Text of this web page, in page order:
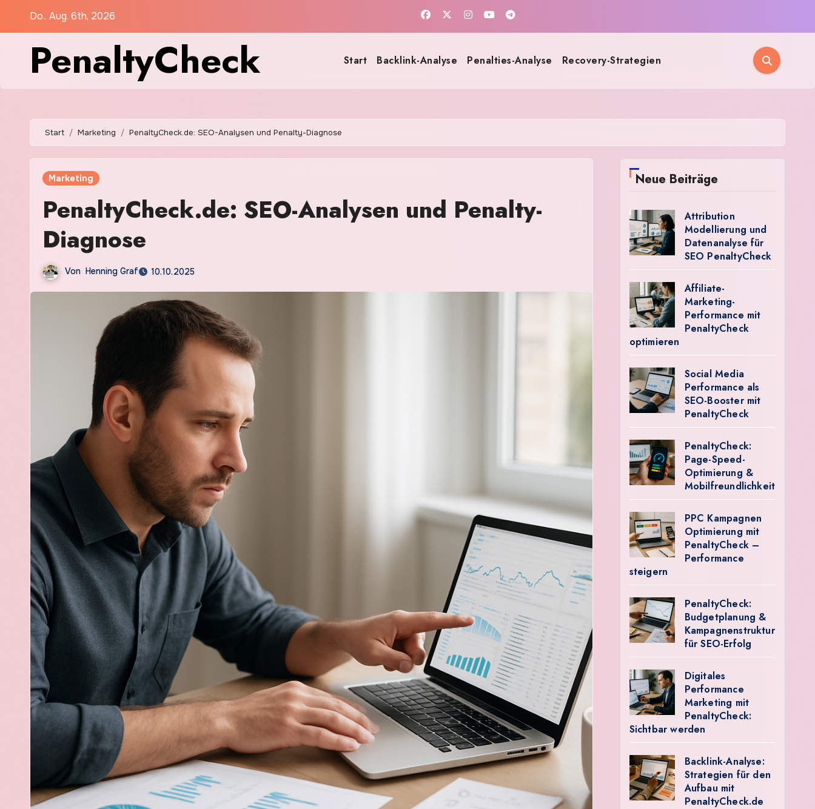
Do.. Aug. 6th, 2026
PenaltyCheck Start Backlink-Analyse Penalties-Analyse Recovery-Strategien
Start Marketing PenaltyCheck.de: SEO-Analysen und Penalty-Diagnose
Marketing
PenaltyCheck.de: SEO-Analysen und Penalty-
Diagnose
Von Henning Graf 10.10.2025
Neue Beiträge
Attribution
Modellierung und
Datenanalyse für
SEO PenaltyCheck
Affiliate-
Marketing-
Performance mit
PenaltyCheck
optimieren
Social Media
Performance als
SEO-Booster mit
PenaltyCheck
PenaltyCheck:
Page-Speed-
Optimierung &
Mobilfreundlichkeit
PPC Kampagnen
Optimierung mit
PenaltyCheck –
Performance
steigern
PenaltyCheck:
Budgetplanung &
Kampagnenstruktur
für SEO-Erfolg
Digitales
Performance
Marketing mit
PenaltyCheck:
Sichtbar werden
Backlink-Analyse:
Strategien für den
Aufbau mit
PenaltyCheck.de